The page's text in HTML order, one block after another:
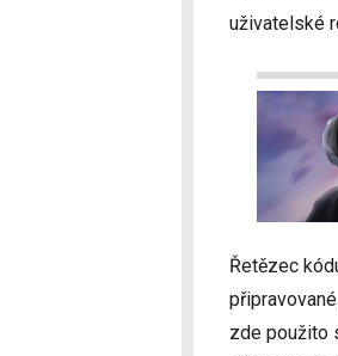
uživatelské
Řetězec
zde použito